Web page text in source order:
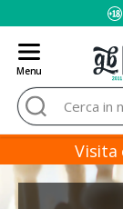
Menu
Cerca:
Visita